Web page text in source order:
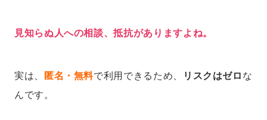
見知らぬ人への相談、抵抗がありますよね。
実は、 匿名・無料で利用できるため、 リスクはゼロ な
んです。